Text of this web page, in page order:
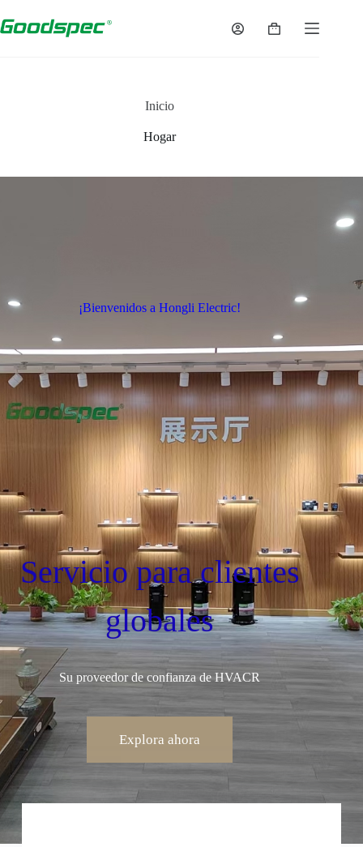
Inicio
Hogar
¡Bienvenidos a Hongli Electric!
Servicio para clientes
globales
Su proveedor de confianza de HVACR
Explora ahora